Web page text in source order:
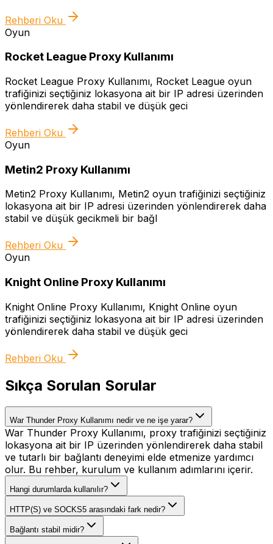
Rehberi Oku
Oyun
Rocket League Proxy Kullanımı
Rocket League Proxy Kullanımı, Rocket League oyun
trafiğinizi seçtiğiniz lokasyona ait bir IP adresi üzerinden
yönlendirerek daha stabil ve düşük geci
Rehberi Oku
Oyun
Metin2 Proxy Kullanımı
Metin2 Proxy Kullanımı, Metin2 oyun trafiğinizi seçtiğiniz
lokasyona ait bir IP adresi üzerinden yönlendirerek daha
stabil ve düşük gecikmeli bir bağl
Rehberi Oku
Oyun
Knight Online Proxy Kullanımı
Knight Online Proxy Kullanımı, Knight Online oyun
trafiğinizi seçtiğiniz lokasyona ait bir IP adresi üzerinden
yönlendirerek daha stabil ve düşük geci
Rehberi Oku
Sıkça Sorulan Sorular
War Thunder Proxy Kullanımı nedir ve ne işe yarar?
War Thunder Proxy Kullanımı, proxy trafiğinizi seçtiğiniz
lokasyona ait bir IP üzerinden yönlendirerek daha stabil
ve tutarlı bir bağlantı deneyimi elde etmenize yardımcı
olur. Bu rehber, kurulum ve kullanım adımlarını içerir.
Hangi durumlarda kullanılır?
HTTP(S) ve SOCKS5 arasındaki fark nedir?
Bağlantı stabil midir?